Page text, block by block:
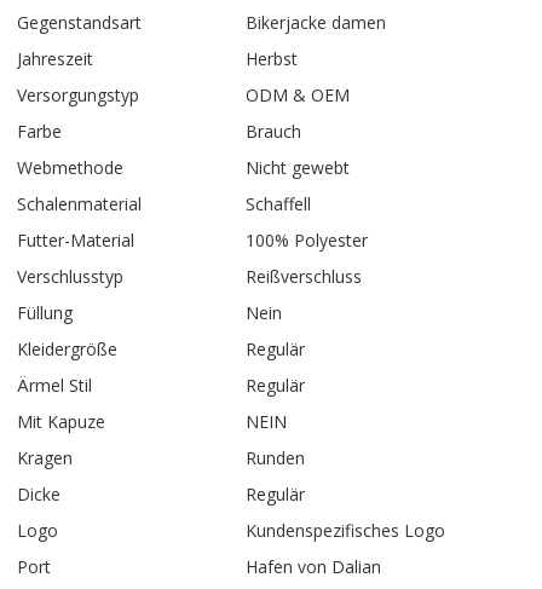
Gegenstandsart
Bikerjacke damen
Jahreszeit
Herbst
Versorgungstyp
ODM & OEM
Farbe
Brauch
Webmethode
Nicht gewebt
Schalenmaterial
Schaffell
Futter-Material
100% Polyester
Verschlusstyp
Reißverschluss
Füllung
Nein
Kleidergröße
Regulär
Ärmel Stil
Regulär
Mit Kapuze
NEIN
Kragen
Runden
Dicke
Regulär
Logo
Kundenspezifisches Logo
Port
Hafen von Dalian